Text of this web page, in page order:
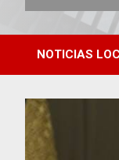
Central de
NOTICIAS